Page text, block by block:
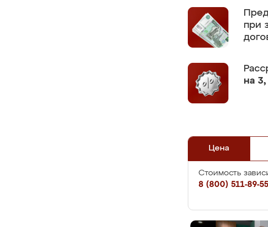
при
на
Цена
Стоимость
8 (800) 511-89-55